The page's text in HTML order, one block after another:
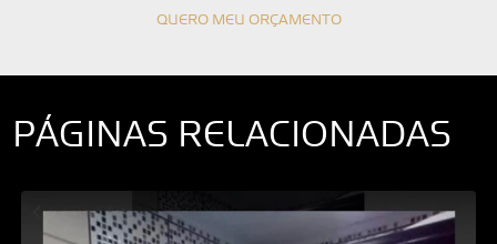
QUERO MEU ORÇAMENTO
PÁGINAS RELACIONADAS